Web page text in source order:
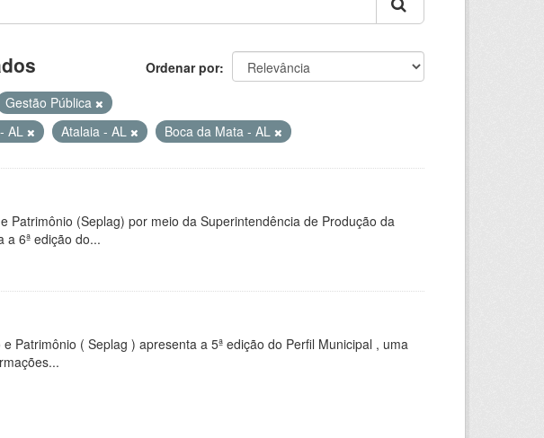
Ordenar por
Gestão Pública
AL Atalaia - AL Boca da Mata - AL
Patrimônio (Seplag) por meio da Superintendência de Produção da
a 6ª edição do...
Patrimônio ( Seplag ) apresenta a 5ª edição do Perfil Municipal , uma